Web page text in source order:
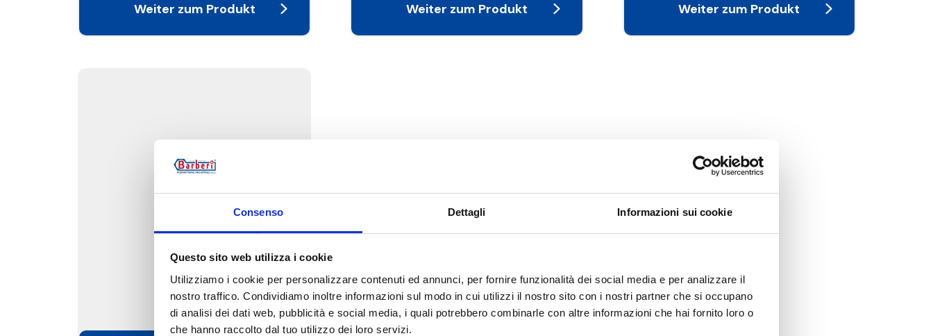
Consenso Dettagli Informazioni sui cookie
Questo sito web utilizza i cookie
Utilizziamo i cookie per personalizzare contenuti ed annunci, per fornire funzionalità dei social media e per analizzare il
nostro traffico. Condividiamo inoltre informazioni sul modo in cui utilizzi il nostro sito con i nostri partner che si occupano
di analisi dei dati web, pubblicità e social media, i quali potrebbero combinarle con altre informazioni che hai fornito loro o
che hanno raccolto dal tuo utilizzo dei loro servizi.
Weiter zum Produkt Weiter zum Produkt Weiter zum Produkt
440.I
Knopf